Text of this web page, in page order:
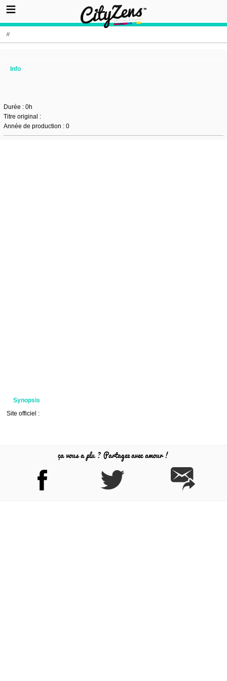
//
Info
Durée : 0h
Titre original :
Année de production : 0
Synopsis
Site officiel :
ça vous a plu ? Partagez avec amour !